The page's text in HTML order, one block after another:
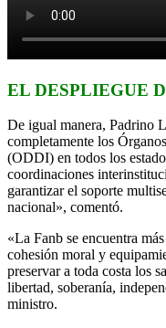
EL DESPLIEGUE
De igual manera, Padrino
completamente los
(ODDI) en todos los
coordinaciones
garantizar el soporte
nacional», comentó.
«La Fanb se encuentra
cohesión moral y
preservar a toda costa los
libertad, soberanía,
ministro.